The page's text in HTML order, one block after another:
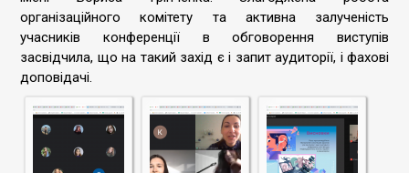
організаційного комітету та активна залученість
учасників конференції в обговорення виступів
засвідчила, що на такий захід є і запит аудиторії, і фахові
доповідачі.